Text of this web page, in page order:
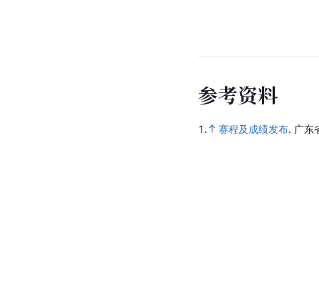
参考资料
1. 赛程及成绩发布. 广东